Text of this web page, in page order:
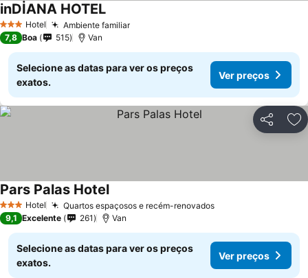
3 EstrelasHotel Ambiente familiarVer preços
inDİANA HOTELVer preços
7,8 Boa 515 Van
Selecione as datas para ver os preços
exatos.
Ver preços
Partilhar
3 EstrelasHotel Quartos espaçosos e recém-renovadosVer preços
Pars Palas HotelVer preços
9,1 Excelente 261 Van
Selecione as datas para ver os preços
exatos.
Ver preços